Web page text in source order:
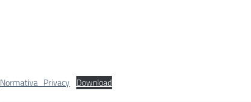
Normativa_Privacy Download